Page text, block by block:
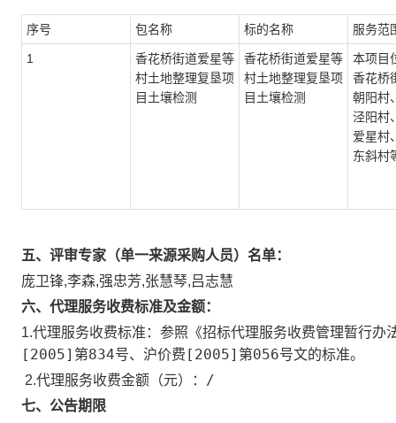
序号 包名称 标的名称 服务范
1
香花桥街道爱星等
村土地整理复垦项
目土壤检测
香花桥街道爱星等
村土地整理复垦项
目土壤检测
本项目
香花桥
朝阳村
泾阳村
爱星村
东斜村
五、评审专家（单一来源采购人员）名单：
庞卫锋,李森,强忠芳,张慧琴,吕志慧
六、代理服务收费标准及金额：
1.代理服务收费标准： 参照《招标代理服务收费管理暂行
[2005]第834号、沪价费[2005]第056号文的标准。
2.代理服务收费金额（元）： /
七、公告期限